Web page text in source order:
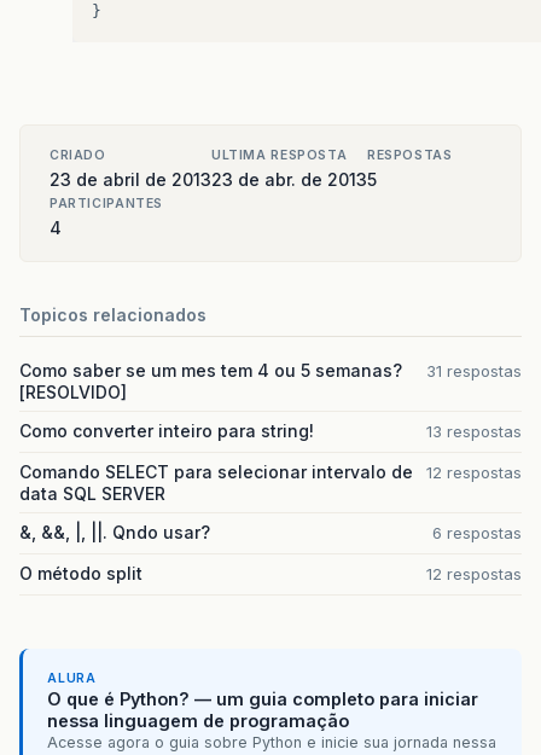
}
CRIADO
23 de abril de 2013
ULTIMA RESPOSTA
23 de abr. de 2013
RESPOSTAS
5
PARTICIPANTES
4
Topicos relacionados
Como saber se um mes tem 4 ou 5 semanas?
[RESOLVIDO]
31 respostas
Como converter inteiro para string! 13 respostas
Comando SELECT para selecionar intervalo de
data SQL SERVER
12 respostas
&, &&, |, ||. Qndo usar? 6 respostas
O método split 12 respostas
ALURA
O que é Python? — um guia completo para iniciar
nessa linguagem de programação
Acesse agora o guia sobre Python e inicie sua jornada nessa